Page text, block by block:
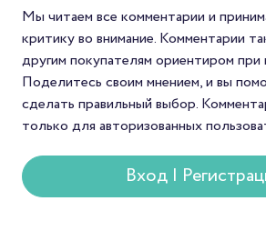
Мы читаем все комментарии и
критику во внимание. Комментарии
другим покупателям ориентиром
Поделитесь своим мнением, и вы
сделать правильный выбор.
только для авторизованных
Вход |